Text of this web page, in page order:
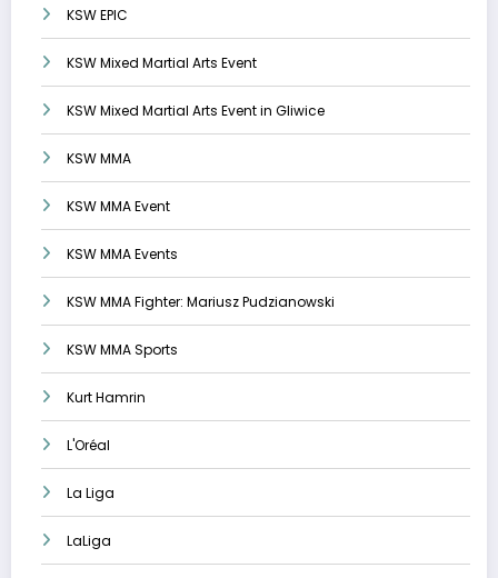
KSW EPIC
KSW Mixed Martial Arts Event
KSW Mixed Martial Arts Event in Gliwice
KSW MMA
KSW MMA Event
KSW MMA Events
KSW MMA Fighter: Mariusz Pudzianowski
KSW MMA Sports
Kurt Hamrin
L'Oréal
La Liga
LaLiga